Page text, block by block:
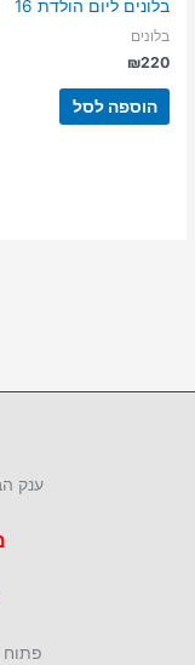
בלונים ליום הולדת 16
בלונים
₪220
הוספה לסל
ענק
פתוח